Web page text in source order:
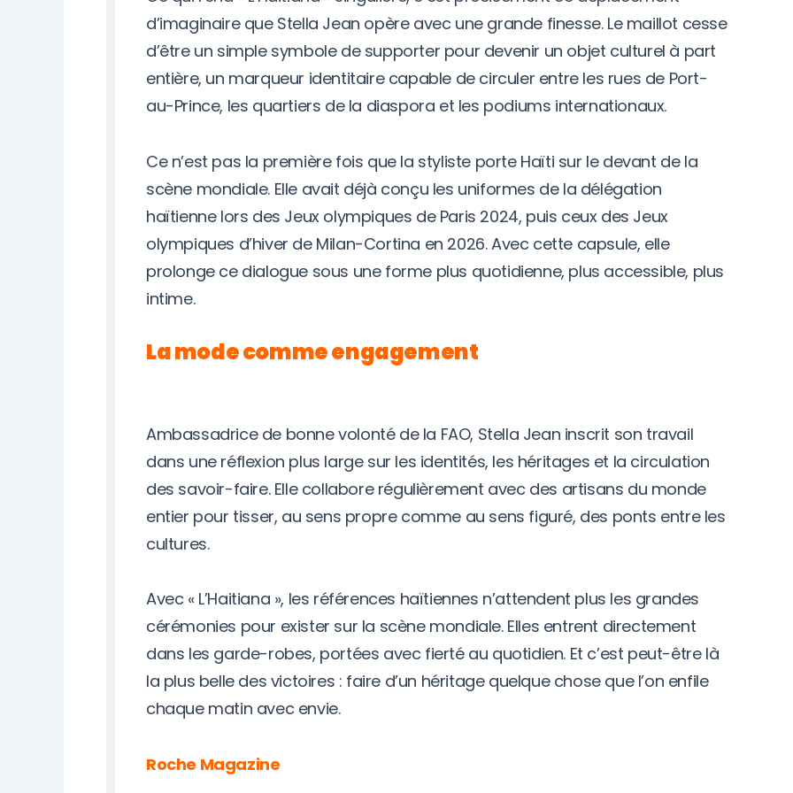
d’imaginaire que Stella Jean opère avec une grande finesse. Le maillot cesse
d’être un simple symbole de supporter pour devenir un objet culturel à part
entière, un marqueur identitaire capable de circuler entre les rues de Port-
au-Prince, les quartiers de la diaspora et les podiums internationaux.
Ce n’est pas la première fois que la styliste porte Haïti sur le devant de la
scène mondiale. Elle avait déjà conçu les uniformes de la délégation
haïtienne lors des Jeux olympiques de Paris 2024, puis ceux des Jeux
olympiques d’hiver de Milan-Cortina en 2026. Avec cette capsule, elle
prolonge ce dialogue sous une forme plus quotidienne, plus accessible, plus
intime.
La mode comme engagement
Ambassadrice de bonne volonté de la FAO, Stella Jean inscrit son travail
dans une réflexion plus large sur les identités, les héritages et la circulation
des savoir-faire. Elle collabore régulièrement avec des artisans du monde
entier pour tisser, au sens propre comme au sens figuré, des ponts entre les
cultures.
Avec « L’Haitiana », les références haïtiennes n’attendent plus les grandes
cérémonies pour exister sur la scène mondiale. Elles entrent directement
dans les garde-robes, portées avec fierté au quotidien. Et c’est peut-être là
la plus belle des victoires : faire d’un héritage quelque chose que l’on enfile
chaque matin avec envie.
Roche Magazine